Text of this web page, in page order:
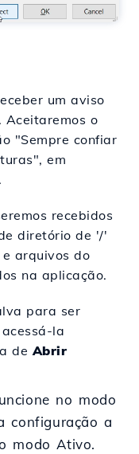
um aviso
Aceitaremos o
"Sempre confiar
em
recebidos
diretório de '/'
arquivos do
na aplicação.
para ser
la
deAbrir
no modo
configuração a
modo Ativo.